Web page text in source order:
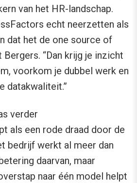
van het HR-landschap.
echt neerzetten als
dat het de one source of
“Dan krijg je inzicht
voorkom je dubbel werk en
datakwaliteit.”
verder
als een rode draad door de
bedrijf werkt al meer dan
daarvan, maar
naar één model helpt